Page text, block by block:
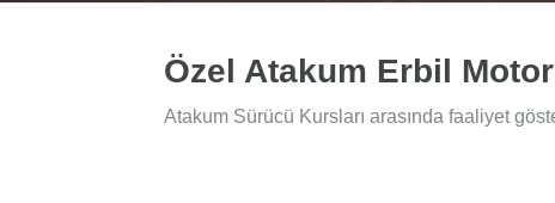
Özel Atakum Erbil
Atakum Sürücü Kursları arasında faaliyet